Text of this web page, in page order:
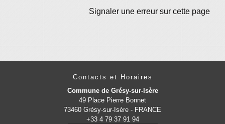
Signaler une erreur sur cette page
Contacts et Horaires
Commune de Grésy-sur-Isère
49 Place Pierre Bonnet
73460 Grésy-sur-Isère - FRANCE
+33 4 79 37 91 94